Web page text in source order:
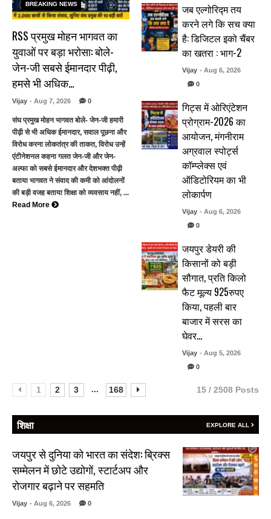
BREAKING NEWS
RSS प्रमुख मोहन भागवत का
युवाओं पर बड़ा भरोसा: बोले-
जेन-जी सबसे ईमानदार पीढ़ी,
हमसे भी अधिक…
Vijay - Aug 7, 2026 0
संघ प्रमुख मोहन भागवत बोले- जेन-जी हमारी
पीढ़ी से भी अधिक ईमानदार, सवाल पूछना और
विरोध करना लोकतंत्र की ताकत, विरोध उन्हें
एंटीनेशनल कहना गलत जेन-जी और जेन-
अल्फा को सबसे ईमानदार और देशभक्त पीढ़ी
बताया भागवत ने संवाद की कमी को आंदोलनों
की बड़ी वजह बताया शिक्षा को व्यवसाय नहीं, ...
Read More
जब एल्गोरिद्म तय
करने लगे कि सच क्या
है: डिजिटल इको चैंबर
का खतरा : भाग-2
Vijay - Aug 6, 2026
0
गिट्स में ओरिएंटेशन
प्रोग्राम-2026 का
आयोजन, मंगनीराम
अग्रवाल स्पोर्ट्स
कॉम्प्लेक्स एवं
ऑडिटोरियम का भी
लोकार्पण
Vijay - Aug 6, 2026
0
जयपुर डेयरी की
किसानों को बड़ी
सौगात, प्रति किलो
फैट मूल्य 925रुपए
किया, पहली बार
बाजार में सरस का
घेवर…
Vijay - Aug 5, 2026
0
1 2 3 ... 168 15 / 2508 Posts
शिक्षा EXPLORE ALL
जयपुर से दुनिया को भारत का संदेश: ब्रिक्स
सम्मेलन में छोटे उद्योगों, स्टार्टअप और
रोजगार बढ़ाने पर सहमति
Vijay - Aug 6, 2026 0